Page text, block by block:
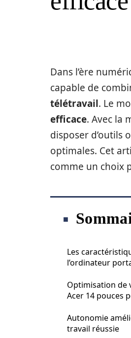
Dans l’ère
capable de
télétravail. Le
efficace. Avec la
disposer d’outils
optimales. Cet
comme un choix
Les
l’ordinateur
Optimisation
Acer 14 pouces
Autonomie
travail réussie